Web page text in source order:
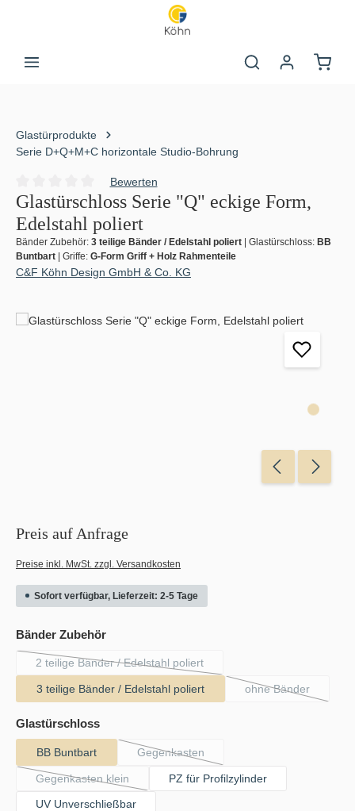
Glastürprodukte
Serie D+Q+M+C horizontale Studio-Bohrung
Durchschnittliche Bewertung von 0 von 5 Sternen
Bewerten
Glastürschloss Serie "Q" eckige Form,
Edelstahl poliert
Bänder Zubehör: 3 teilige Bänder / Edelstahl poliert | Glastürschloss: BB
Buntbart | Griffe: G-Form Griff + Holz Rahmenteile
C&F Köhn Design GmbH & Co. KG
Bildergalerie überspringen
Preis auf Anfrage
Preise inkl. MwSt. zzgl. Versandkosten
Sofort verfügbar, Lieferzeit: 2-5 Tage
Bänder Zubehörauswählen
2 teilige Bänder / Edelstahl poliert
(Diese Option ist zurzeit nicht verfügbar.)
3 teilige Bänder / Edelstahl poliert ohne Bänder
(Diese Option
Glastürschlossauswählen
BB Buntbart Gegenkasten
(Diese Option ist zurzeit nicht
Gegenkasten klein
(Diese Option ist zurzeit nicht verfügbar.)
PZ für Profilzylinder
UV Unverschließbar